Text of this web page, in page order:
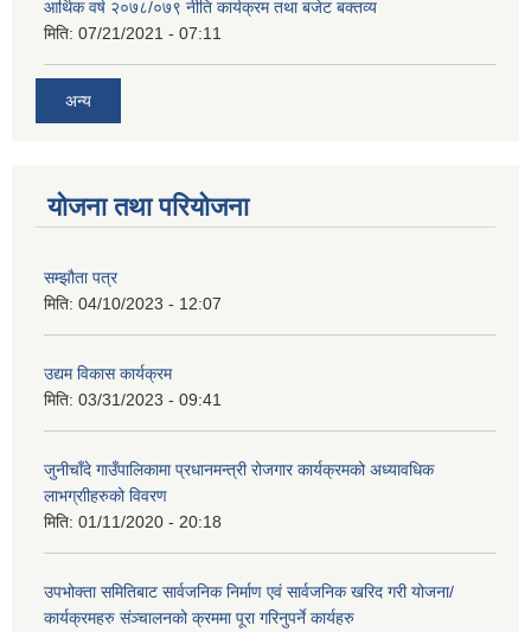
आर्थिक वर्ष २०७८/०७९ नीति कार्यक्रम तथा बजेट बक्तव्य
मिति: 07/21/2021 - 07:11
अन्य
योजना तथा परियोजना
सम्झौता पत्र
मिति: 04/10/2023 - 12:07
उद्यम विकास कार्यक्रम
मिति: 03/31/2023 - 09:41
जुनीचाँदे गाउँपालिकामा प्रधानमन्‍त्री रोजगार कार्यक्रमको अध्यावधिक
लाभग्राीहरुको विवरण
मिति: 01/11/2020 - 20:18
उपभोक्ता समितिबाट सार्वजनिक निर्माण एवं सार्वजनिक खरिद गरी योजना/
कार्यक्रमहरु संञ्‍चालनको क्रममा पूरा गरिनुपर्ने कार्यहरु